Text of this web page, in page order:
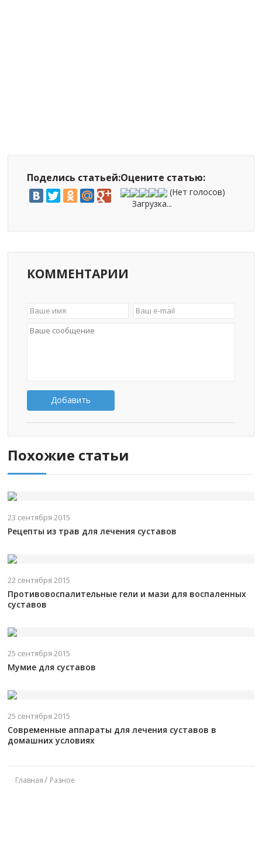
Поделись статьей:Оцените статью:
(Нет голосов)
Загрузка...
КОММЕНТАРИИ
Добавить
Похожие статьи
23 сентября 2015
Рецепты из трав для лечения суставов
22 сентября 2015
Противовоспалительные гели и мази для воспаленных
суставов
25 сентября 2015
Мумие для суставов
25 сентября 2015
Современные аппараты для лечения суставов в
домашних условиях
Главная Разное